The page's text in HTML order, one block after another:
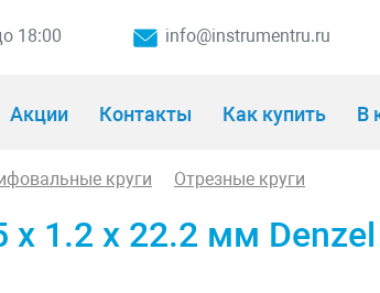
18:00 info@instrumentru.ru
Акции Контакты Как купить В
круги Отрезные круги
х 1.2 х 22.2 мм